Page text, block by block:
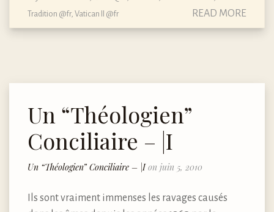
Tradition @fr, Vatican II @fr READ MORE
Un “Théologien”
Conciliaire – |I
Un “Théologien” Conciliaire – |Ion juin 5, 2010
Ils sont vraiment immenses les ravages causés